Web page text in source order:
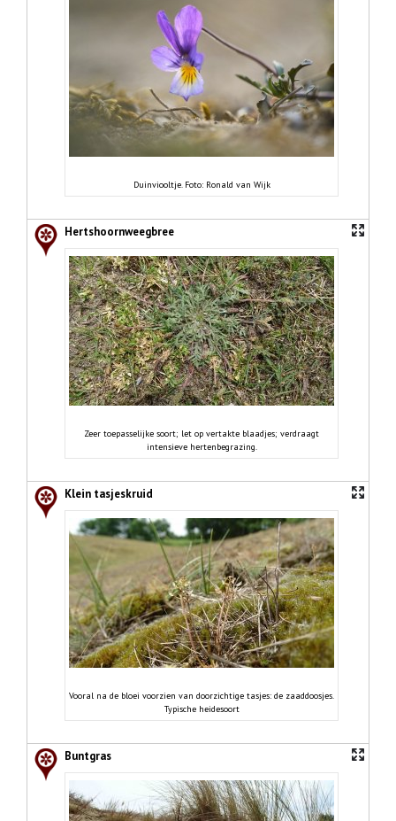
Duinviooltje. Foto: Ronald van Wijk
Hertshoornweegbree
Zeer toepasselijke soort; let op vertakte blaadjes; verdraagt
intensieve hertenbegrazing.
Klein tasjeskruid
Vooral na de bloei voorzien van doorzichtige tasjes: de zaaddoosjes.
Typische heidesoort
Buntgras